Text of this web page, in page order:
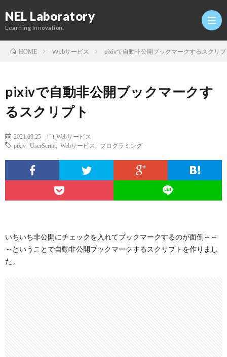
NEL Laboratory
Learning Innovation.
HOME Webサービス pixivで自動非公開ブックマークするスクリ
pixivで自動非公開ブックマークす
るスクリプト
2021.09.25
Webサービス
pixiv, UserScript Webサービス プログラミング
いちいち非公開にチェックを入れてブックマークするのが面倒～～
～ということで自動非公開ブックマークするスクリプトを作りまし
た。